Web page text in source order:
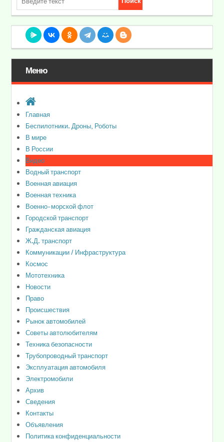
Меню
Главная
Беспилотники. Дроны, Роботы
В мире
В России
Видео
Водный транспорт
Военная авиация
Военная техника
Военно-морской флот
Городской транспорт
Гражданская авиация
Ж.Д. транспорт
Коммуникации / Инфраструктура
Космос
Мототехника
Новости
Право
Происшествия
Рынок автомобилей
Советы автолюбителям
Техника безопасности
Трубопроводный транспорт
Эксплуатация автомобиля
Электромобили
Архив
Сведения
Контакты
Объявления
Политика конфиденциальности